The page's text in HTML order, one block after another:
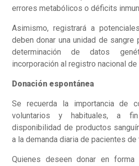
errores metabólicos o déficits
Asimismo, registrará a
deben donar una unidad de
determinación de datos
incorporación al registro nacional de
Donación espontánea
Se recuerda la importancia de
voluntarios y habituales, a
disponibilidad de productos
a la demanda diaria de pacientes
Quienes deseen donar en forma